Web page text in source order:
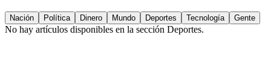
Nación Política Dinero Mundo Deportes Tecnología Gente
No hay artículos disponibles en la sección Deportes.